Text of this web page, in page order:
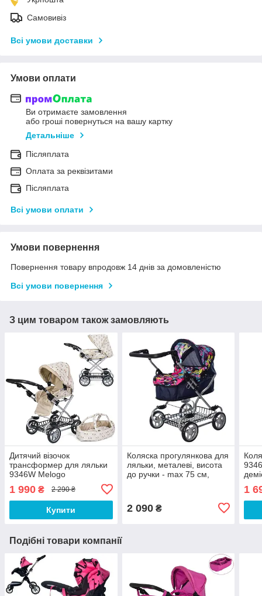
Самовивіз
Всі умови доставки
Умови оплати
Ви отримаєте замовлення
або гроші повернуться на вашу картку
Детальніше
Післяплата
Оплата за реквізитами
Післяплата
Всі умови оплати
Умови повернення
Повернення товару впродовж 14 днів за домовленістю
Всі умови повернення
З цим товаром також замовляють
Дитячий візочок
трансформер для ляльки
9346W Melogo
демісезон,висота до ручки
63 см, кошик, люлька-
переноска, колеса 4 шт
1 990 ₴ 2 290 ₴
Купити
Коляска прогулянкова для
ляльки, металеві, висота
до ручки - max 75 см,
2 090₴
1
Подібні товари компанії